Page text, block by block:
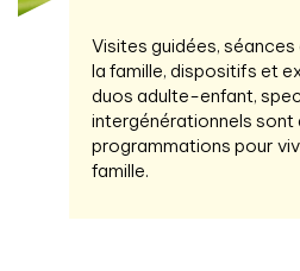
Visites guidées,
la famille, dispositifs et
duos adulte-enfant,
intergénérationnels sont
programmations pour
famille.